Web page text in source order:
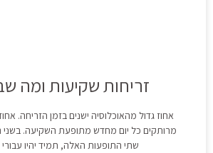
זריחות שקיעות ומה
אחוז גדול מהאוכלוסיה ישנים בזמן הזריחה.
מרותקים כל יום מחדש מתופעת השקיעה.
שתי התופעות האלה, תמיד יהיו